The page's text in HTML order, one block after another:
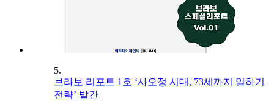
5.
브라보 리포트 1호 ‘사오정 시대, 73세까지 일하기
전략’ 발간